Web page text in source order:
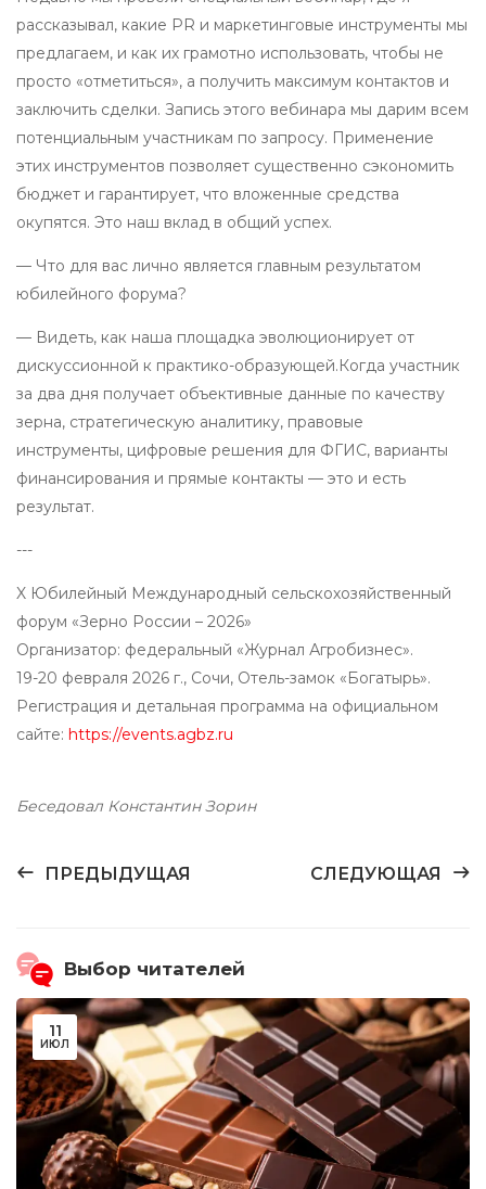
рассказывал, какие PR и маркетинговые инструменты мы
предлагаем, и как их грамотно использовать, чтобы не
просто «отметиться», а получить максимум контактов и
заключить сделки. Запись этого вебинара мы дарим всем
потенциальным участникам по запросу. Применение
этих инструментов позволяет существенно сэкономить
бюджет и гарантирует, что вложенные средства
окупятся. Это наш вклад в общий успех.
— Что для вас лично является главным результатом
юбилейного форума?
— Видеть, как наша площадка эволюционирует от
дискуссионной к практико-образующей.Когда участник
за два дня получает объективные данные по качеству
зерна, стратегическую аналитику, правовые
инструменты, цифровые решения для ФГИС, варианты
финансирования и прямые контакты — это и есть
результат.
---
X Юбилейный Международный сельскохозяйственный
форум «Зерно России – 2026»
Организатор: федеральный «Журнал Агробизнес».
19-20 февраля 2026 г., Сочи, Отель-замок «Богатырь».
Регистрация и детальная программа на официальном
сайте: https://events.agbz.ru
Беседовал Константин Зорин
ПРЕДЫДУЩАЯ СЛЕДУЮЩАЯ
Выбор читателей
11
ИЮЛ